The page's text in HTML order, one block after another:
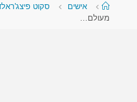
עמוד
ראשי
אישים סקוט
מעולם…